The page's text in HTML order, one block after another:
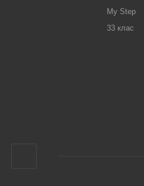
My Step
33 клас